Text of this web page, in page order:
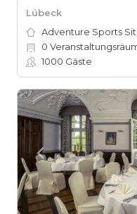
Lübeck
Adventure Sports
0
1000 Gäste